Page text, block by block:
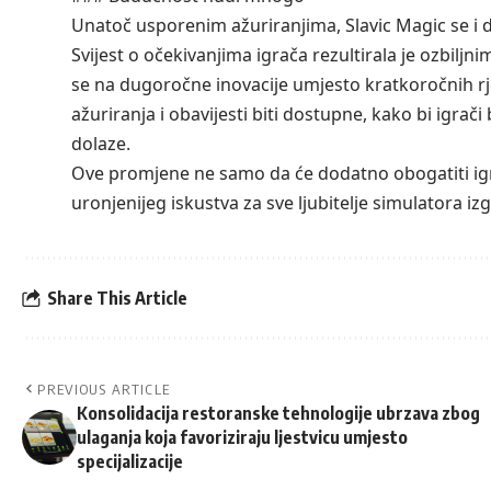
Unatoč usporenim ažuriranjima, Slavic Magic se
Svijest o očekivanjima igrača rezultirala je
se na dugoročne inovacije umjesto kratkoročnih
ažuriranja i obavijesti biti dostupne, kako bi
dolaze.
Ove promjene ne samo da će dodatno obogatiti
uronjenijeg iskustva za sve ljubitelje simulatora
Share This Article
PREVIOUS ARTICLE
Konsolidacija restoranske tehnologije ubrzava zbog
ulaganja koja favoriziraju ljestvicu umjesto
specijalizacije